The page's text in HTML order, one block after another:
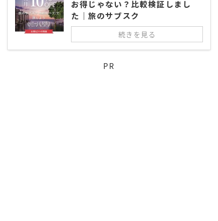
お得じゃない？比較検証しまし
た｜旅のサブスク
続きを見る
PR